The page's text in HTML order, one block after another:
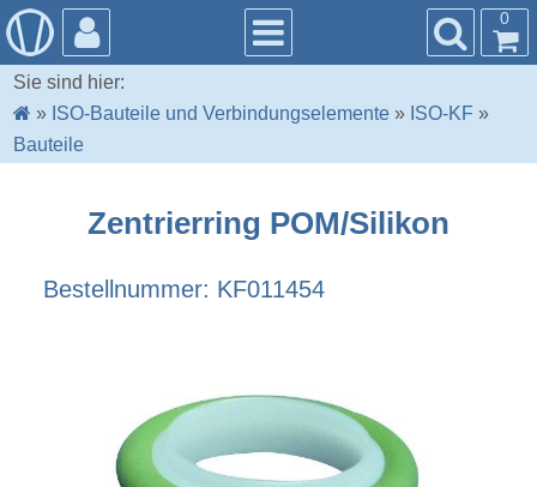
0
Sie sind hier:
» ISO-Bauteile und Verbindungselemente » ISO-KF »
Bauteile
Zentrierring POM/Silikon
Bestellnummer: KF011454